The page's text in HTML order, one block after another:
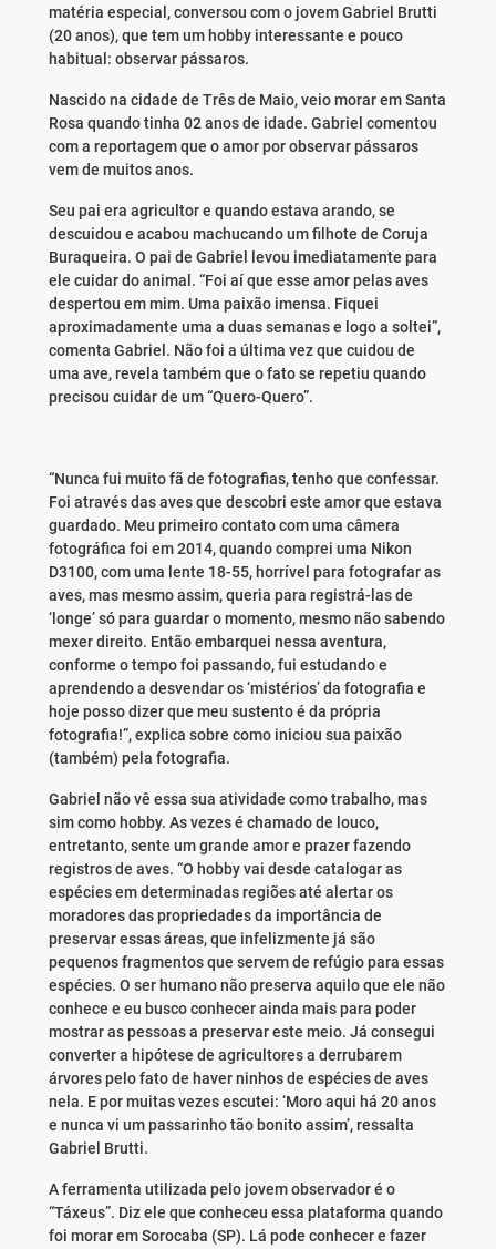
matéria especial, conversou com o jovem Gabriel Brutti
(20 anos), que tem um hobby interessante e pouco
habitual: observar pássaros.
Nascido na cidade de Três de Maio, veio morar em Santa
Rosa quando tinha 02 anos de idade. Gabriel comentou
com a reportagem que o amor por observar pássaros
vem de muitos anos.
Seu pai era agricultor e quando estava arando, se
descuidou e acabou machucando um filhote de Coruja
Buraqueira. O pai de Gabriel levou imediatamente para
ele cuidar do animal. “Foi aí que esse amor pelas aves
despertou em mim. Uma paixão imensa. Fiquei
aproximadamente uma a duas semanas e logo a soltei”,
comenta Gabriel. Não foi a última vez que cuidou de
uma ave, revela também que o fato se repetiu quando
precisou cuidar de um “Quero-Quero”.
“Nunca fui muito fã de fotografias, tenho que confessar.
Foi através das aves que descobri este amor que estava
guardado. Meu primeiro contato com uma câmera
fotográfica foi em 2014, quando comprei uma Nikon
D3100, com uma lente 18-55, horrível para fotografar as
aves, mas mesmo assim, queria para registrá-las de
‘longe’ só para guardar o momento, mesmo não sabendo
mexer direito. Então embarquei nessa aventura,
conforme o tempo foi passando, fui estudando e
aprendendo a desvendar os ‘mistérios’ da fotografia e
hoje posso dizer que meu sustento é da própria
fotografia!”, explica sobre como iniciou sua paixão
(também) pela fotografia.
Gabriel não vê essa sua atividade como trabalho, mas
sim como hobby. As vezes é chamado de louco,
entretanto, sente um grande amor e prazer fazendo
registros de aves. “O hobby vai desde catalogar as
espécies em determinadas regiões até alertar os
moradores das propriedades da importância de
preservar essas áreas, que infelizmente já são
pequenos fragmentos que servem de refúgio para essas
espécies. O ser humano não preserva aquilo que ele não
conhece e eu busco conhecer ainda mais para poder
mostrar as pessoas a preservar este meio. Já consegui
converter a hipótese de agricultores a derrubarem
árvores pelo fato de haver ninhos de espécies de aves
nela. E por muitas vezes escutei: ‘Moro aqui há 20 anos
e nunca vi um passarinho tão bonito assim’, ressalta
Gabriel Brutti.
A ferramenta utilizada pelo jovem observador é o
“Táxeus”. Diz ele que conheceu essa plataforma quando
foi morar em Sorocaba (SP). Lá pode conhecer e fazer